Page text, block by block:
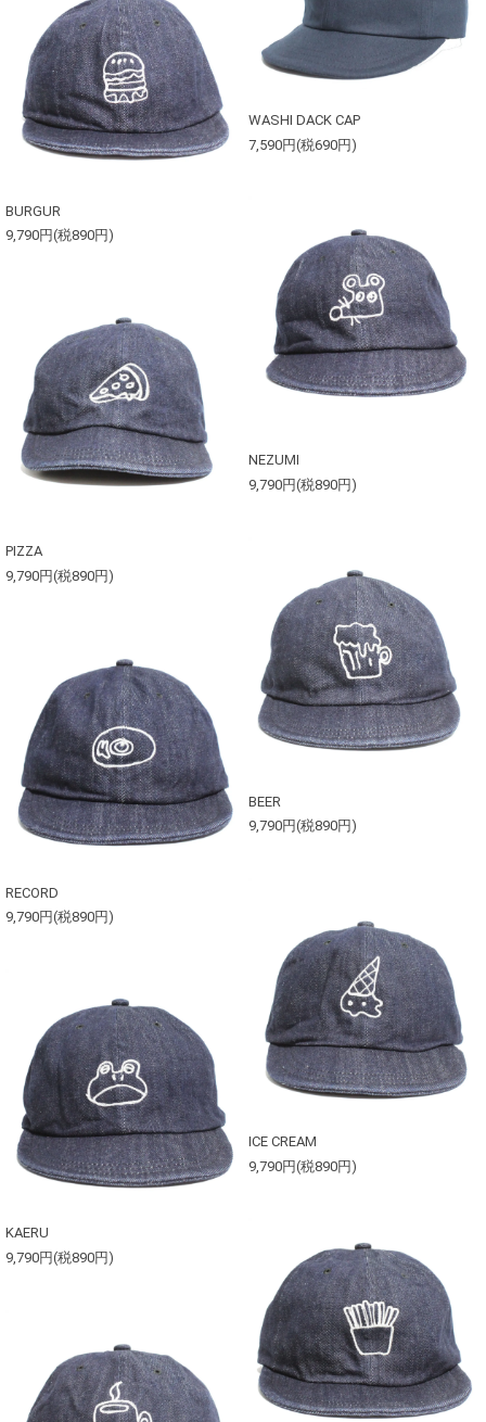
WASHI DACK CAP
7,590円(税690円)
BURGUR
9,790円(税890円)
NEZUMI
9,790円(税890円)
PIZZA
9,790円(税890円)
BEER
9,790円(税890円)
RECORD
9,790円(税890円)
ICE CREAM
9,790円(税890円)
KAERU
9,790円(税890円)